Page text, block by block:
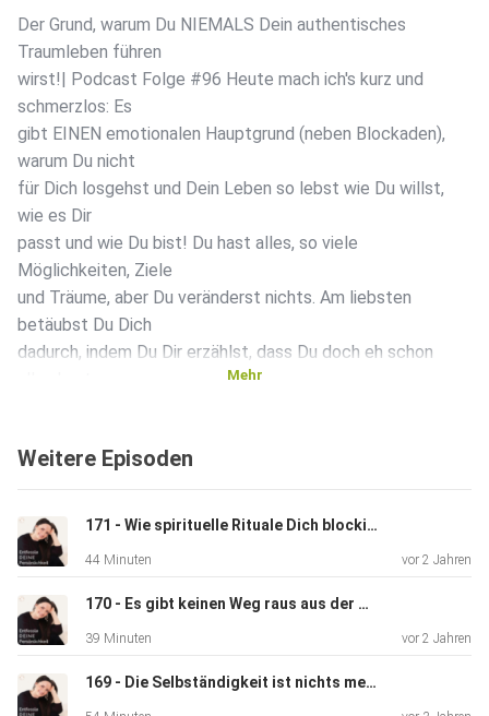
Der Grund, warum Du NIEMALS Dein authentisches
Traumleben führen
wirst!️| Podcast Folge #96 Heute mach ich's kurz und
schmerzlos: Es
gibt EINEN emotionalen Hauptgrund (neben Blockaden),
warum Du nicht
für Dich losgehst und Dein Leben so lebst wie Du willst,
wie es Dir
passt und wie Du bist! Du hast alles, so viele
Möglichkeiten, Ziele
und Träume, aber Du veränderst nichts. Am liebsten
betäubst Du Dich
dadurch, indem Du Dir erzählst, dass Du doch eh schon
die gerne mit Dir tauschen würden als erfolgreiche Frau.
Pustekuchen! Deine innere Stimme meldet sich immer
wieder und hat
was gegen Deine nette Story einzuwenden, auch wenn es
so schön
bescheiden, dankbar und plausibel klingt. Lassen wir mal
Selbstzweifel, Blockaden und Ängste hinsichtlich Deines
eigenen
Mehr
Weitere Episoden
171 - Wie spirituelle Rituale Dich blockieren (ohne es zu merken)
44 Minuten vor 2 Jahren
170 - Es gibt keinen Weg raus aus der Matrix (Was Dir keiner sagt)
39 Minuten vor 2 Jahren
169 - Die Selbständigkeit ist nichts mehr für mich...